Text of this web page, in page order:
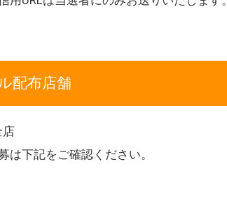
配布店舗
店
は下記をご確認ください。